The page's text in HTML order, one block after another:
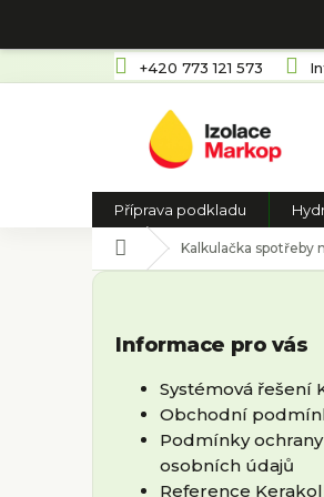
na
+420 773 121 573
Příprava podkladu
Domů Kalkulačka spotřeby
P
Informace pro vás
Systémová řešení
Obchodní
Podmínky ochrany
osobních údajů
Reference